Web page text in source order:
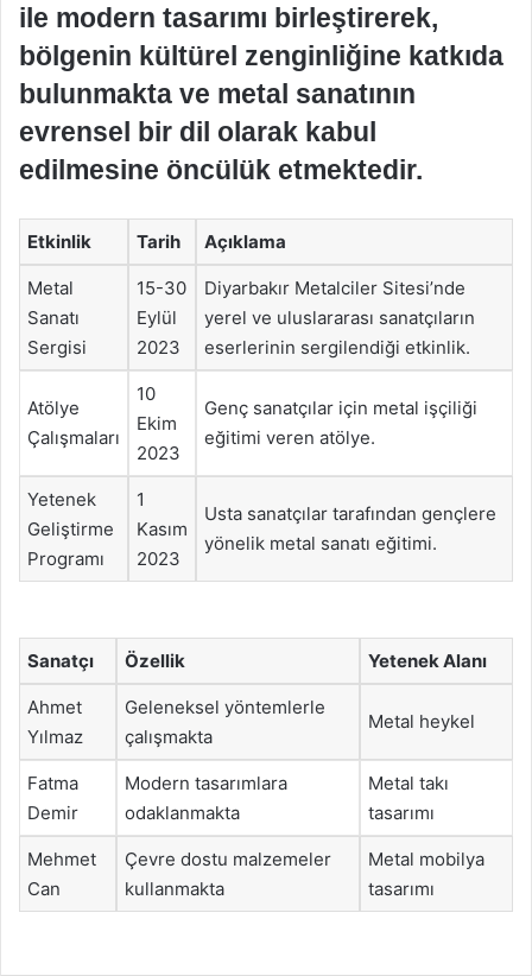
ile modern tasarımı birleştirerek,
bölgenin kültürel zenginliğine katkıda
bulunmakta ve metal sanatının
evrensel bir dil olarak kabul
edilmesine öncülük etmektedir.
Etkinlik Tarih Açıklama
Metal
Sanatı
Sergisi
15-30
Eylül
2023
Diyarbakır Metalciler Sitesi’nde
yerel ve uluslararası sanatçıların
eserlerinin sergilendiği etkinlik.
Atölye
Çalışmaları
10
Ekim
2023
Genç sanatçılar için metal işçiliği
eğitimi veren atölye.
Yetenek
Geliştirme
Programı
1
Kasım
2023
Usta sanatçılar tarafından gençlere
yönelik metal sanatı eğitimi.
Sanatçı Özellik Yetenek Alanı
Ahmet
Yılmaz
Geleneksel yöntemlerle
çalışmakta
Metal heykel
Fatma
Demir
Modern tasarımlara
odaklanmakta
Metal takı
tasarımı
Mehmet
Can
Çevre dostu malzemeler
kullanmakta
Metal mobilya
tasarımı